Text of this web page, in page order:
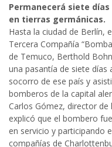
Permanecerá siete
en tierras germánicas.
Hasta la ciudad de Berlín,
Tercera Compañía
de Temuco, Berthold
una pasantía de siete días
socorro de ese país y
bomberos de la capital
Carlos Gómez, director
explicó que el bombero
en servicio y participando
compañías de